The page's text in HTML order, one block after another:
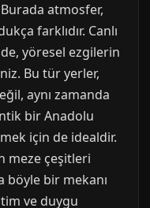
atmosfer,
farklıdır. Canlı
yöresel ezgilerin
Bu tür yerler,
aynı zamanda
bir Anadolu
için de idealdir.
meze çeşitleri
böyle bir mekanı
ve duygu